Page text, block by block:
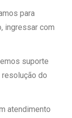
para
ingressar com
suporte
do
atendimento